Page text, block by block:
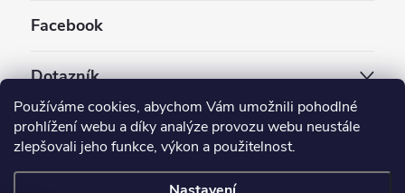
Používáme cookies, abychom Vám umožnili pohodlné
prohlížení webu a díky analýze provozu webu neustále
zlepšovali jeho funkce, výkon a použitelnost.
Facebook
Dotazník
Jaký styl vapování vám vyhovuje ?